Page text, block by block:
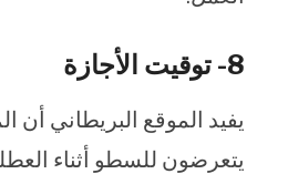
8- توقيت الأجازة
يفيد الموقع البريطاني أن
يتعرضون للسطو أثناء